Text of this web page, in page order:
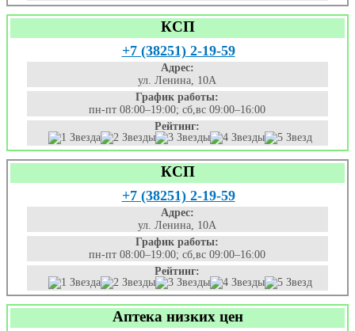
КСП
+7 (38251) 2-19-59
Адрес:
ул. Ленина, 10А
График работы:
пн-пт 08:00–19:00; сб,вс 09:00–16:00
Рейтинг:
КСП
+7 (38251) 2-19-59
Адрес:
ул. Ленина, 10А
График работы:
пн-пт 08:00–19:00; сб,вс 09:00–16:00
Рейтинг:
Аптека низких цен